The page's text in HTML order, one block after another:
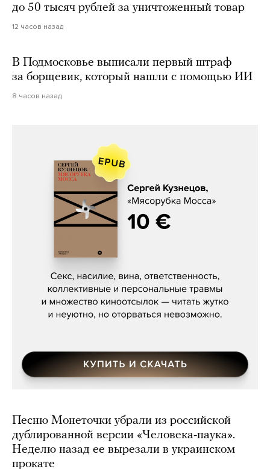
до 50 тысяч рублей за уничтоженный товар
12 часов назад
В Подмосковье выписали первый штраф
за борщевик, который нашли с помощью ИИ
8 часов назад
Сергей Кузнецов, «Мясорубка
Песню Монеточки убрали из российской
дублированной версии «Человека-паука».
Неделю назад ее вырезали в украинском
прокате